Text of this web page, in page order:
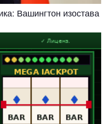
Вашингтон изостава